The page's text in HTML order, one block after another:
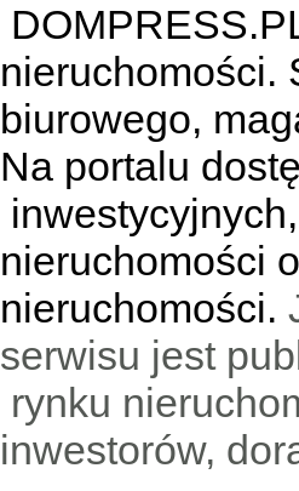
nieruchomości.
biurowego,
Na portalu
nieruchomości
nieruchomości.
serwisu jest
rynku
inwestorów,